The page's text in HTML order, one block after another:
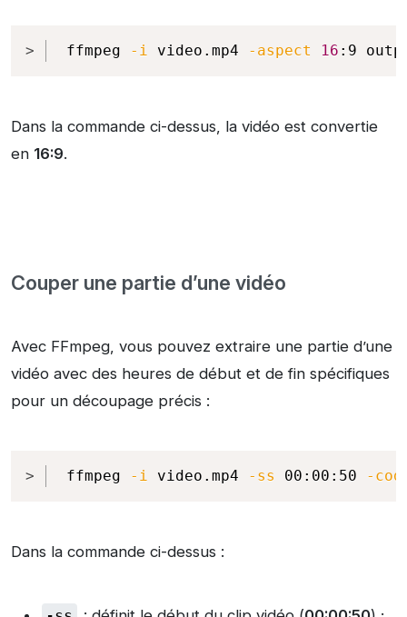
ffmpeg -i video.mp4 -aspect 16 :9 Copy
Dans la commande ci-dessus, la vidéo est convertie
en 16:9.
Couper une partie d’une vidéo
Avec FFmpeg, vous pouvez extraire une partie d’une
vidéo avec des heures de début et de fin spécifiques
pour un découpage précis :
ffmpeg -i video.mp4 -ss 00:00:50 -
Copy
Dans la commande ci-dessus :